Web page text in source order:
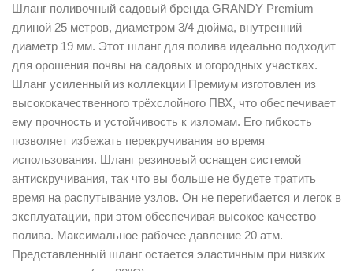
Шланг поливочный садовый бренда GRANDY Premium
длиной 25 метров, диаметром 3/4 дюйма, внутренний
диаметр 19 мм. Этот шланг для полива идеально подходит
для орошения почвы на садовых и огородных участках.
Шланг усиленный из коллекции Премиум изготовлен из
высококачественного трёхслойного ПВХ, что обеспечивает
ему прочность и устойчивость к изломам. Его гибкость
позволяет избежать перекручивания во время
использования. Шланг резиновый оснащен системой
антискручивания, так что вы больше не будете тратить
время на распутывание узлов. Он не перегибается и легок в
эксплуатации, при этом обеспечивая высокое качество
полива. Максимальное рабочее давление 20 атм.
Представленный шланг остается эластичным при низких